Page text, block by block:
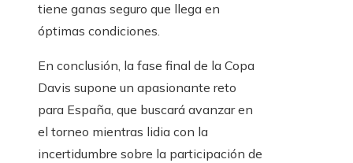
tiene ganas seguro que llega en
óptimas condiciones.
En conclusión, la fase final de la Copa
Davis supone un apasionante reto
para España, que buscará avanzar en
el torneo mientras lidia con la
incertidumbre sobre la participación de